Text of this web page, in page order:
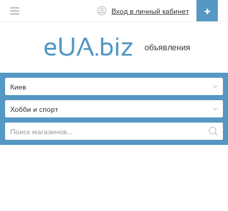
объявления
Вход в личный кабинет
Українська
Хобби и спорт
Киев